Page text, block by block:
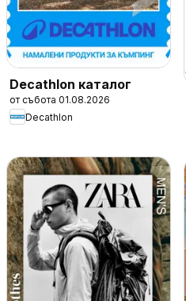
Decathlon каталог
от събота 01.08.2026
Decathlon